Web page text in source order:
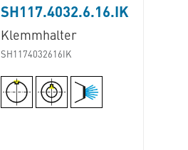
SH117.4032.6.16.IK
Klemmhalter
SH1174032616IK